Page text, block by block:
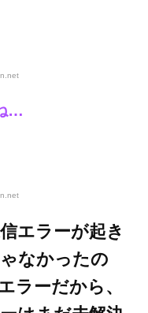
…
エラーが起き
なかったの
ラーだから、